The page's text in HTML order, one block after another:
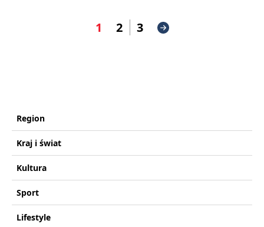
1 2 3
Region
Kraj i świat
Kultura
Sport
Lifestyle